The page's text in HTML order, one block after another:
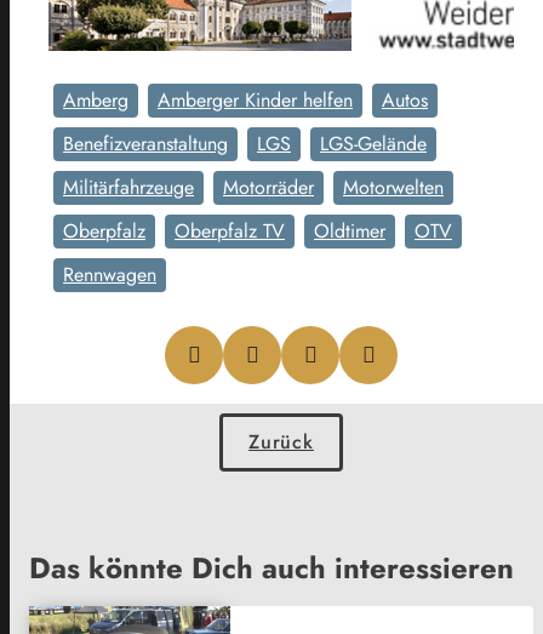
Amberg Amberger Kinder helfen
Autos
Benefizveranstaltung
LGS
LGS-Gelände
Militärfahrzeuge
Motorräder
Motorwelten
Oberpfalz
Oberpfalz TV Oldtimer
OTV
Rennwagen
Zurück
Das könnte Dich auch interessieren